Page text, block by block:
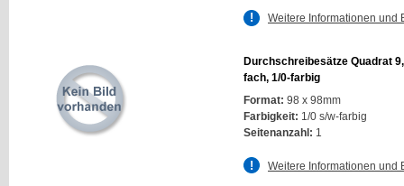
Weitere Informationen und
Durchschreibesätze Quadrat
fach, 1/0-farbig
Format: 98 x 98mm
Farbigkeit: 1/0 s/w-farbig
Seitenanzahl: 1
Weitere Informationen und